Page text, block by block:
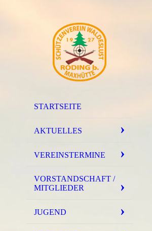
STARTSEITE
AKTUELLES
VEREINSTERMINE
VORSTANDSCHAFT /
MITGLIEDER
JUGEND